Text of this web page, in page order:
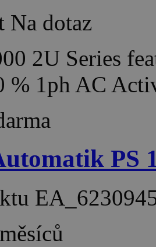
Na dotaz
2U Series
% 1ph AC
PS